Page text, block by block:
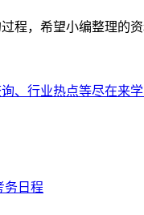
程，希望小编整理的资
、行业热点等尽在来学
务日程